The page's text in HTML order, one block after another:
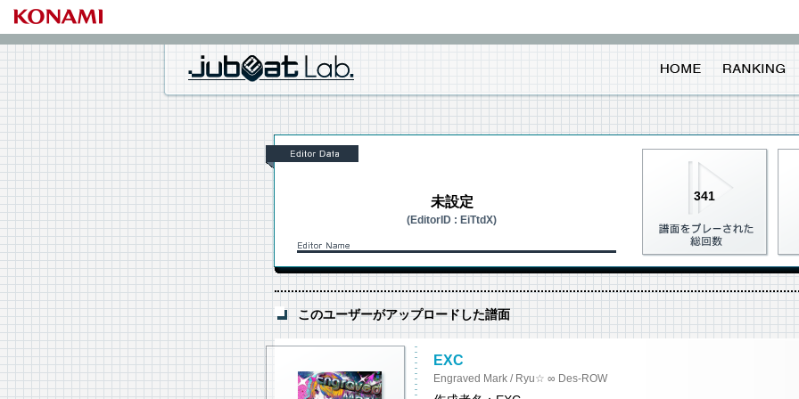
未設定
(EditorID : EiTtdX)
341
このユーザーがアップロードした譜面
EXC
Engraved Mark / Ryu☆ ∞ Des-ROW